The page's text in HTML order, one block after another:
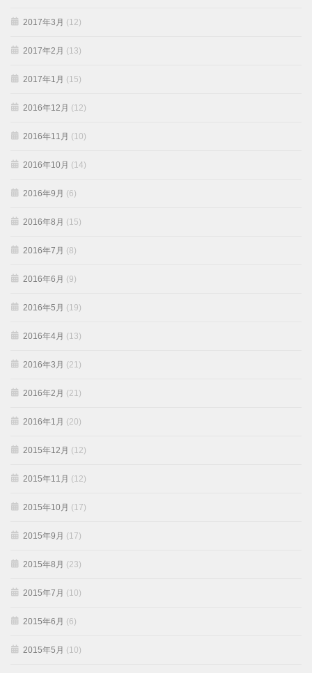
2017年3月 (12)
2017年2月 (13)
2017年1月 (15)
2016年12月 (12)
2016年11月 (10)
2016年10月 (14)
2016年9月 (6)
2016年8月 (15)
2016年7月 (8)
2016年6月 (9)
2016年5月 (19)
2016年4月 (13)
2016年3月 (21)
2016年2月 (21)
2016年1月 (20)
2015年12月 (12)
2015年11月 (12)
2015年10月 (17)
2015年9月 (17)
2015年8月 (23)
2015年7月 (10)
2015年6月 (6)
2015年5月 (10)